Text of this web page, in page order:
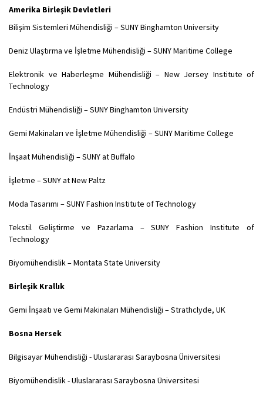
Amerika Birleşik Devletleri
Bilişim Sistemleri Mühendisliği – SUNY Binghamton University
Deniz Ulaştırma ve İşletme Mühendisliği – SUNY Maritime College
Elektronik ve Haberleşme Mühendisliği – New Jersey Institute of
Technology
Endüstri Mühendisliği – SUNY Binghamton University
Gemi Makinaları ve İşletme Mühendisliği – SUNY Maritime College
İnşaat Mühendisliği – SUNY at Buffalo
İşletme – SUNY at New Paltz
Moda Tasarımı – SUNY Fashion Institute of Technology
Tekstil Geliştirme ve Pazarlama – SUNY Fashion Institute of
Technology
Biyomühendislik – Montata State University
Birleşik Krallık
Gemi İnşaatı ve Gemi Makinaları Mühendisliği – Strathclyde, UK
Bosna Hersek
Bilgisayar Mühendisliği - Uluslararası Saraybosna Üniversitesi
Biyomühendislik - Uluslararası Saraybosna Üniversitesi